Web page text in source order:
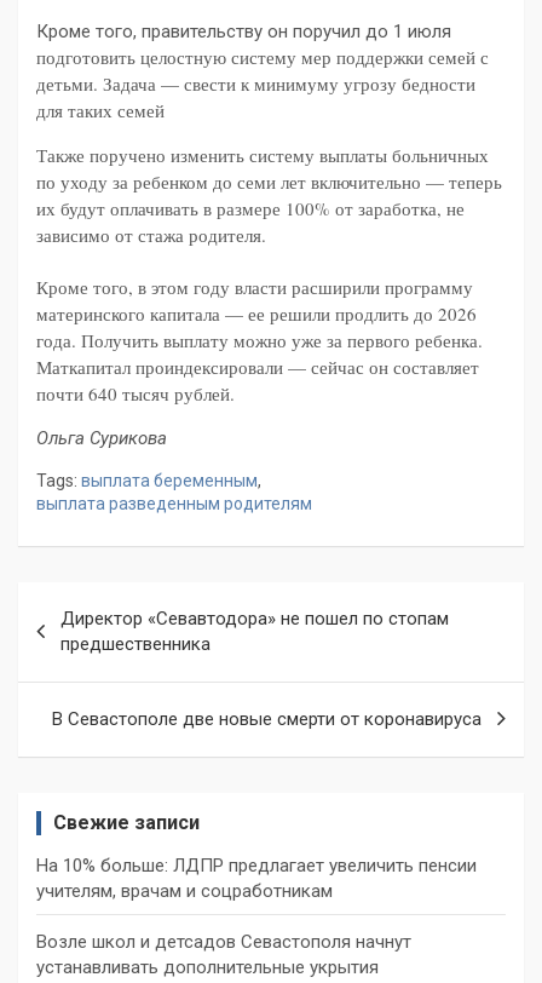
Кроме того, правительству он поручил до 1 июля
подготовить целостную систему мер поддержки семей с
детьми. Задача — свести к минимуму угрозу бедности
для таких семей
Также поручено изменить систему выплаты больничных
по уходу за ребенком до семи лет включительно — теперь
их будут оплачивать в размере 100% от заработка, не
зависимо от стажа родителя.
Кроме того, в этом году власти расширили программу
материнского капитала — ее решили продлить до 2026
года. Получить выплату можно уже за первого ребенка.
Маткапитал проиндексировали — сейчас он составляет
почти 640 тысяч рублей.
Ольга Сурикова
Tags: выплата беременным,
выплата разведенным родителям
по
записям
Директор «Севавтодора» не пошел по стопам
предшественника
В Севастополе две новые смерти от коронавируса
Свежие записи
На 10% больше: ЛДПР предлагает увеличить пенсии
учителям, врачам и соцработникам
Возле школ и детсадов Севастополя начнут
устанавливать дополнительные укрытия